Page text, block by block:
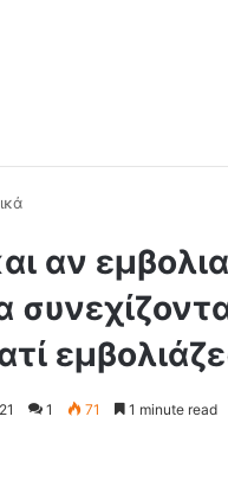
αν
1 71 1 minute read